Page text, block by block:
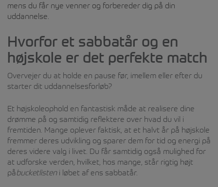
mens du får nye venner og forbereder dig på din
uddannelse.
Hvorfor et sabbatår og en
højskole er det perfekte match
Overvejer du at holde en pause før, imellem eller efter du
starter dit uddannelsesforløb?
Et højskoleophold en fantastisk måde at realisere dine
drømme på og samtidig reflektere over hvad du vil i
fremtiden. Mange oplever faktisk, at et halvt år på højskole
fremmer deres udvikling og sparer dem for tid og energi på
deres videre valg i livet. Du får samtidig også mulighed for
at udforske verden, hvilket, hos mange, står rigtig højt
påbucketlisten i løbet af ens sabbatår.